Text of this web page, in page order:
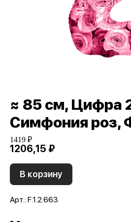
≈ 85 см, Цифра
Симфония роз,
1419 ₽
1206,15 ₽
В корзину
Арт.: F.1.2.663